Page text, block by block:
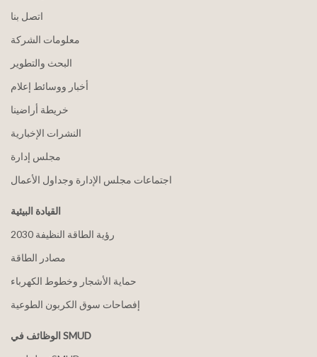
اتصل بنا
معلومات الشركة
البحث والتطوير
أخبار ووسائط إعلام
خريطة أراضينا
النشرات الإخبارية
مجلس إدارة
اجتماعات مجلس الإدارة وجداول الأعمال
القيادة البيئية
2030 رؤية الطاقة النظيفة
مصادر الطاقة
حماية الأشجار وخطوط الكهرباء
إفصاحات سوق الكربون الطوعية
الوظائف في SMUD